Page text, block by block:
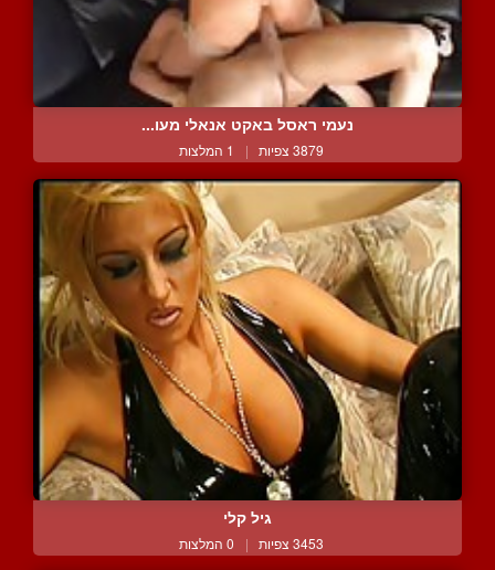
נעמי ראסל באקט אנאלי מעו...
3879 צפיות | 1 המלצות
גיל קלי
3453 צפיות | 0 המלצות